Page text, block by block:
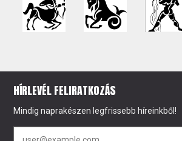
HÍRLEVÉL FELIRATKOZÁS
Mindig naprakészen legfrissebb híreinkből!